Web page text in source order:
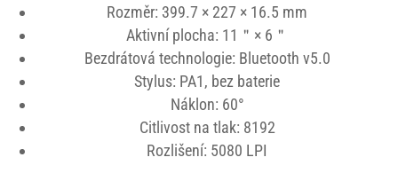
Rozměr: 399.7 × 227 × 16.5 mm
Aktivní plocha: 11＂× 6＂
Bezdrátová technologie: Bluetooth v5.0
Stylus: PA1, bez baterie
Náklon: 60°
Citlivost na tlak: 8192
Rozlišení: 5080 LPI